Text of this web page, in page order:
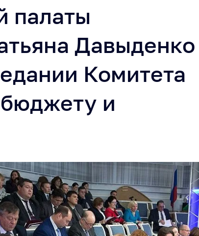
палаты
Давыденко
Комитета
и